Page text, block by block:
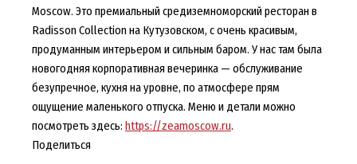
Moscow. Это премиальный средиземноморский ресторан в
Radisson Collection на Кутузовском, с очень красивым,
продуманным интерьером и сильным баром. У нас там была
новогодняя корпоративная вечеринка — обслуживание
безупречное, кухня на уровне, по атмосфере прям
ощущение маленького отпуска. Меню и детали можно
посмотреть здесь: https://zeamoscow.ru.
Поделиться